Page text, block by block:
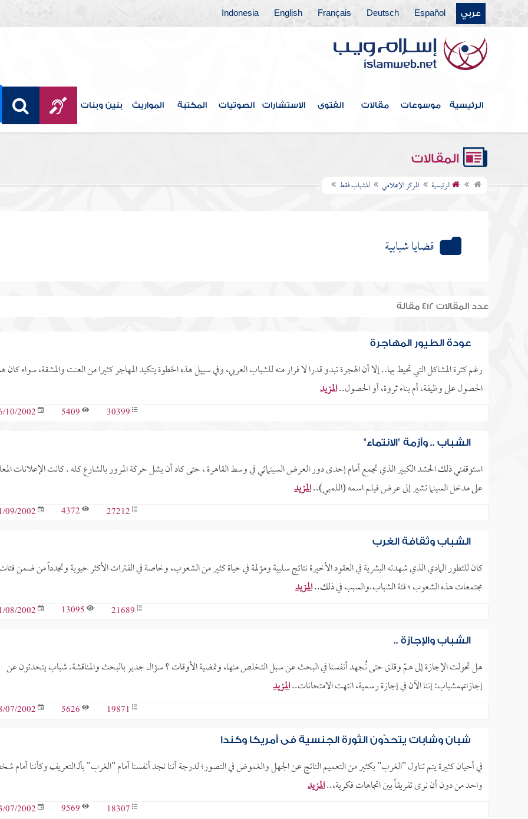
عربي Español
Deutsch
Français
English
Indonesia
الرئيسية موسوعات مقالات الفتوى الاستشارات الصوتيات المكتبة المواريث بنين وبنات
المقالات
الرئيسية المركز الإعلامي للشباب فقط
قضايا شبابية
عدد المقالات 412 مقالة
عودة الطيور المهاجرة
رغم كثرة المشاكل التي تحيط بها.. إلا أن الهجرة تبدو قدرا لا فرار منه للشباب العربي، وفي سبيل هذه الخطوة يتكبد المهاجر كثيرا من العنت والمشقة، سواء كان
الحصول على وظيفة، أم بناء ثروة، أو الحصول..المزيد
30399
5409
10/2002
الشباب .. وأزمة "الانتماء"
استوقفني ذلك الحشد الكبير الذي تجمع أمام إحدى دور العرض السينمائي في وسط القاهرة ، حتى كاد أن يشل حركة المرور بالشارع كله . كانت الإعلانات
على مدخل السينما تشير إلى عرض فيلم اسمه (اللمبي)..المزيد
27212
4372
09/2002
الشباب وثقافة الغرب
كان للتطور المادي الذي شهدته البشرية في العقود الأخيرة نتائج سلبية ومؤلمة في حياة كثير من الشعوب، وخاصة في الفترات الأكثر حيوية وتجدداً من ضمن فئات
مجتمعات هذه الشعوب ؛ فئة الشباب.والسبب في ذلك..المزيد
21689
13095
08/2002
الشباب والإجازة ..
هل تحولت الإجازة إلى همّ وقلق حتى نُجهد أنفسنا في البحث عن سبل التخلص منها، وتمضية الأوقات ؟ سؤال جدير بالبحث والمناقشة. شباب يتحدثون عن
إجازاتهمشباب: إننا الآن في إجازة رسمية، انتهت الامتحانات..المزيد
19871
5626
07/2002
شبان وشابات يتحدَّون الثورة الجنسية في أمريكا وكندا
في أحيان كثيرة يتم تناول "الغرب" بكثير من التعميم الناتج عن الجهل والغموض في التصور؛ لدرجة أننا نجد أنفسنا أمام "الغرب" بألـ التعريف وكأننا
واحد من دون أن نرى تفريقاً بين اتجاهات فكرية،..المزيد
18307
9569
07/2002